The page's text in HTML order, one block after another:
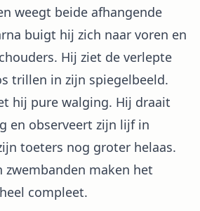
weegt beide afhangende
buigt hij zich naar voren en
Hij ziet de verlepte
trillen in zijn spiegelbeeld.
hij pure walging. Hij draait
en observeert zijn lijf in
toeters nog groter helaas.
zwembanden maken het
compleet.